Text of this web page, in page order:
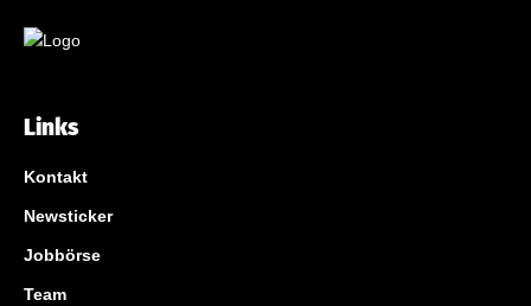
Links
Kontakt
Newsticker
Jobbörse
Team